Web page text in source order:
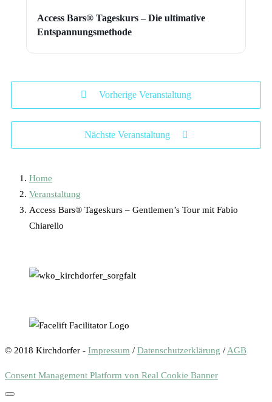
Access Bars® Tageskurs – Die ultimative
Entspannungsmethode
Vorherige Veranstaltung
Nächste Veranstaltung
Home
Veranstaltung
Access Bars® Tageskurs – Gentlemen’s Tour mit Fabio
Chiarello
© 2018 Kirchdorfer - Impressum / Datenschutzerklärung /AGB
Consent Management Platform von Real Cookie Banner